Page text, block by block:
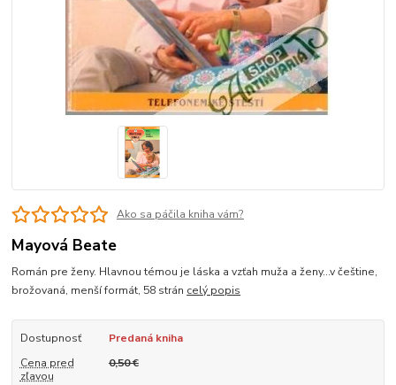
Ako sa páčila kniha vám?
Mayová Beate
Román pre ženy. Hlavnou témou je láska a vzťah muža a ženy...v češtine,
brožovaná, menší formát, 58 strán celý popis
Dostupnosť
Predaná kniha
Cena pred
zľavou
0,50 €